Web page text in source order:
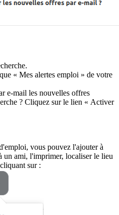
« Mes alertes emploi » de votre
e-mail les nouvelles offres
? Cliquez sur le lien « Activer
vous pouvez l'ajouter à
un ami, l'imprimer, localiser le lieu
sur :